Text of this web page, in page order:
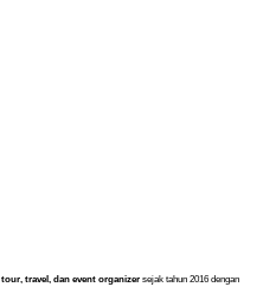
tour, travel, dan event organizer sejak tahun 2016 dengan